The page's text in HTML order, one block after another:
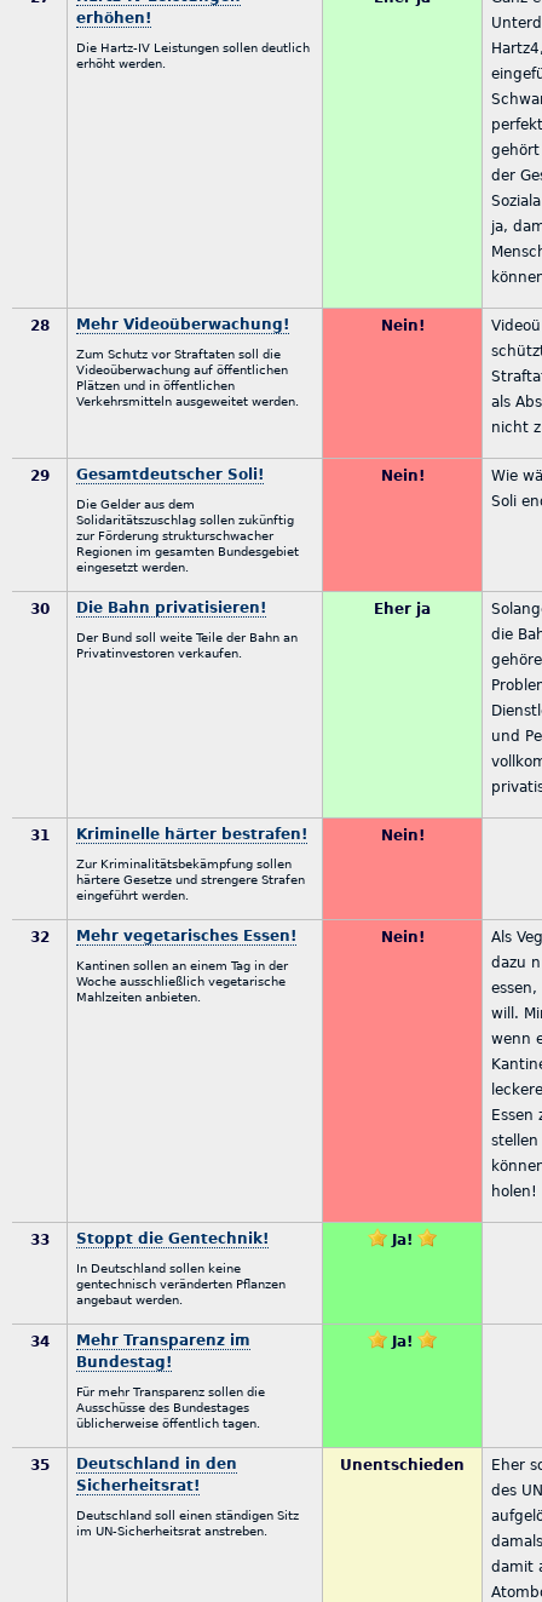
erhöhen!
Die Hartz-IV Leistungen sollen deutlich
erhöht werden.
gehört
der
ja,
28 Mehr Videoüberwachung!
Zum Schutz vor Straftaten soll die
Videoüberwachung auf öffentlichen
Plätzen und in öffentlichen
Verkehrsmitteln ausgeweitet werden.
Nein!
als
nicht
29 Gesamtdeutscher Soli!
Die Gelder aus dem
Solidaritätszuschlag sollen zukünftig
zur Förderung strukturschwacher
Regionen im gesamten Bundesgebiet
eingesetzt werden.
Nein!
Wie
Soli
30 Die Bahn privatisieren!
Der Bund soll weite Teile der Bahn an
Privatinvestoren verkaufen.
Eher ja
die
und
31 Kriminelle härter bestrafen!
Zur Kriminalitätsbekämpfung sollen
härtere Gesetze und strengere Strafen
eingeführt werden.
Nein!
32 Mehr vegetarisches Essen!
Kantinen sollen an einem Tag in der
Woche ausschließlich vegetarische
Mahlzeiten anbieten.
Nein!
Als
dazu
essen,
will.
wenn
Essen
stellen
holen!
33 Stoppt die Gentechnik!
In Deutschland sollen keine
gentechnisch veränderten Pflanzen
angebaut werden.
Ja!
34
Mehr Transparenz im
Bundestag!
Für mehr Transparenz sollen die
Ausschüsse des Bundestages
üblicherweise öffentlich tagen.
Ja!
35
Deutschland in den
Sicherheitsrat!
Deutschland soll einen ständigen Sitz
im UN-Sicherheitsrat anstreben.
Unentschieden
Eher
des
damit